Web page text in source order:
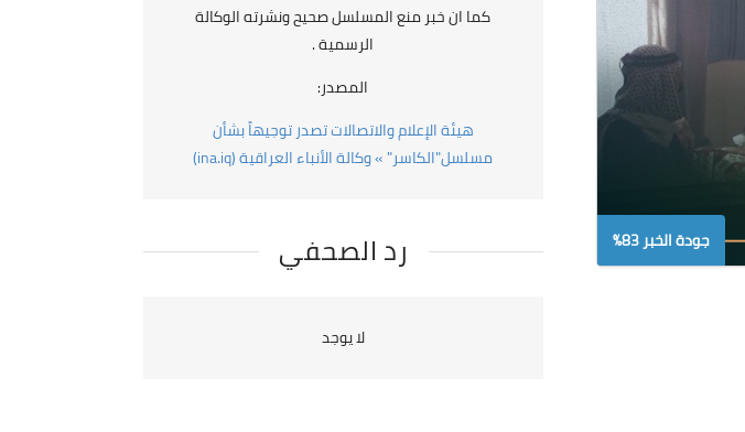
جودة الخبر 83%
كما ان خبر منع المسلسل صحيح ونشرته الوكالة
الرسمية .
المصدر:
هيئة الإعلام والاتصالات تصدر توجيهاً بشأن
مسلسل"الكاسر" » وكالة الأنباء العراقية (ina.iq)
رد الصحفي
لا يوجد